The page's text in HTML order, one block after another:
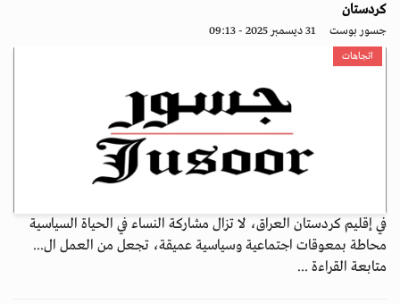
كردستان
جسور بوست 31 ديسمبر 2025 - 09:13
اتجاهات
في إقليم كردستان العراق، لا تزال مشاركة النساء في الحياة السياسية
محاطة بمعوقات اجتماعية وسياسية عميقة، تجعل من العمل ال...
متابعة القراءة ...